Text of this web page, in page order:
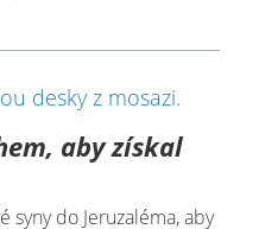
aby získal
syny do Jeruzaléma, aby